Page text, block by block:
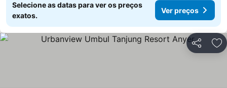
Selecione as datas para ver os preços
exatos.
Ver preços
Partilhar